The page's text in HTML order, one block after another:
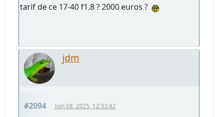
tarif de ce 17-40 f1.8 ? 2000 euros ?
jdm
#2094 Juin 08, 2025, 12:32:42